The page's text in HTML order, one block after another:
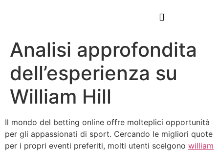
Analisi approfondita
dell’esperienza su
William Hill
Il mondo del betting online offre molteplici opportunità
per gli appassionati di sport. Cercando le migliori quote
per i propri eventi preferiti, molti utenti scelgono william